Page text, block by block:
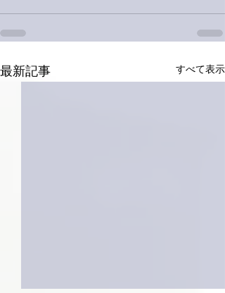
最新記事 すべて表示